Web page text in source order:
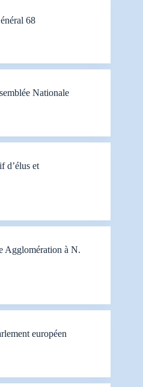
68
Nationale
d’élus et
Agglomération à N.
européen